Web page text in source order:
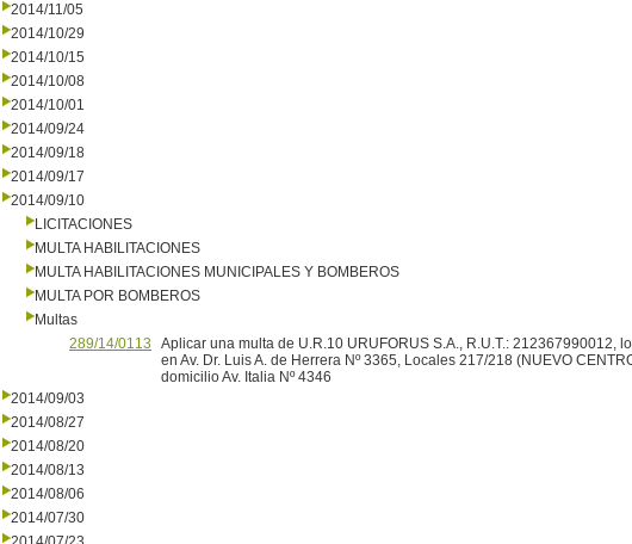
2014/11/05
2014/10/29
2014/10/15
2014/10/08
2014/10/01
2014/09/24
2014/09/18
2014/09/17
2014/09/10
LICITACIONES
MULTA HABILITACIONES
MULTA HABILITACIONES MUNICIPALES Y BOMBEROS
MULTA POR BOMBEROS
Multas
289/14/0113
Aplicar una multa de U.R.10 URUFORUS S.A., R.U.T.: 212367990012,
en Av. Dr. Luis A. de Herrera Nº 3365, Locales 217/218 (NUEVO
domicilio Av. Italia Nº 4346
2014/09/03
2014/08/27
2014/08/20
2014/08/13
2014/08/06
2014/07/30